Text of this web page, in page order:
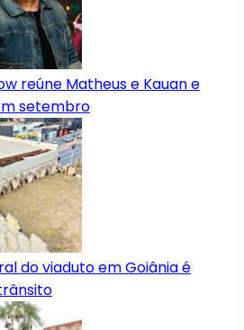
reúne Matheus e Kauan e
setembro
do viaduto em Goiânia é